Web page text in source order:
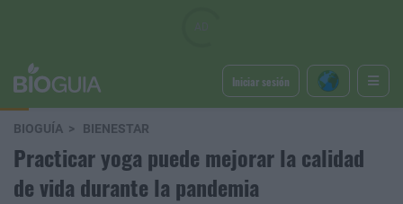
Iniciar sesión
BIOGUÍA BIENESTAR
Practicar yoga puede mejorar la calidad
de vida durante la pandemia